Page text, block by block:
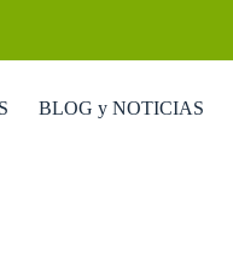
BLOG y NOTICIAS